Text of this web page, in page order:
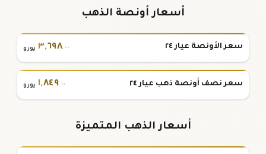
أسعار أونصة الذهب
سعر الأونصة عيار ٢٤ ٣,٦٩٨.٠٠ يورو
سعر نصف أونصة ذهب عيار ٢٤ ١,٨٤٩.٠٠ يورو
أسعار الذهب المتميزة